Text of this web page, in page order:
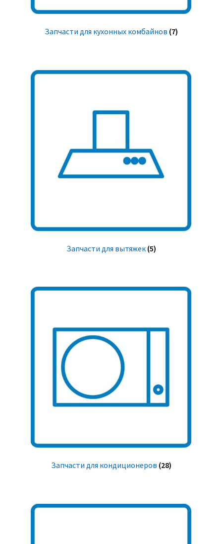
Запчасти для кухонных комбайнов (7)
Запчасти для вытяжек (5)
Запчасти для кондиционеров (28)